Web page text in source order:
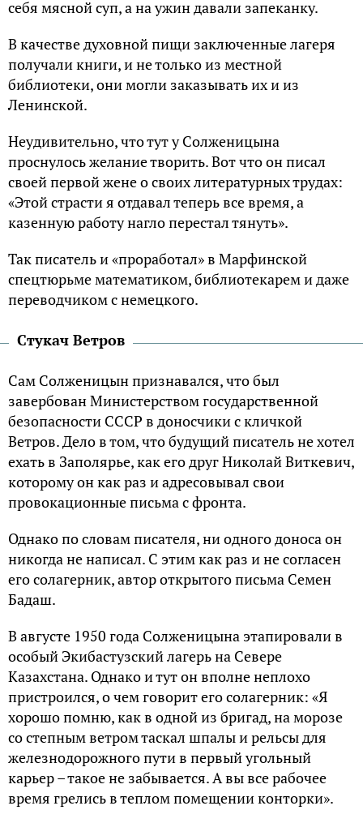
себя мясной суп, а на ужин давали запеканку.
В качестве духовной пищи заключенные лагеря
получали книги, и не только из местной
библиотеки, они могли заказывать их и из
Ленинской.
Неудивительно, что тут у Солженицына
проснулось желание творить. Вот что он писал
своей первой жене о своих литературных трудах:
«Этой страсти я отдавал теперь все время, а
казенную работу нагло перестал тянуть».
Так писатель и «проработал» в Марфинской
спецтюрьме математиком, библиотекарем и даже
переводчиком с немецкого.
Стукач Ветров
Сам Солженицын признавался, что был
завербован Министерством государственной
безопасности СССР в доносчики с кличкой
Ветров. Дело в том, что будущий писатель не хотел
ехать в Заполярье, как его друг Николай Виткевич,
которому он как раз и адресовывал свои
провокационные письма с фронта.
Однако по словам писателя, ни одного доноса он
никогда не написал. С этим как раз и не согласен
его солагерник, автор открытого письма Семен
Бадаш.
В августе 1950 года Солженицына этапировали в
особый Экибастузский лагерь на Севере
Казахстана. Однако и тут он вполне неплохо
пристроился, о чем говорит его солагерник: «Я
хорошо помню, как в одной из бригад, на морозе
со степным ветром таскал шпалы и рельсы для
железнодорожного пути в первый угольный
карьер – такое не забывается. А вы все рабочее
время грелись в теплом помещении конторки».